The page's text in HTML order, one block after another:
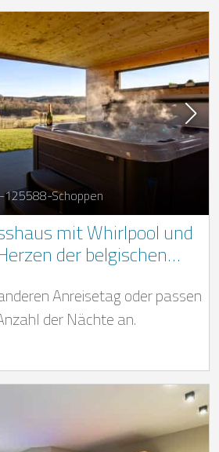
125588-Schoppen
mit Whirlpool und
der belgischen
Anreisetag oder passen
der Nächte an.